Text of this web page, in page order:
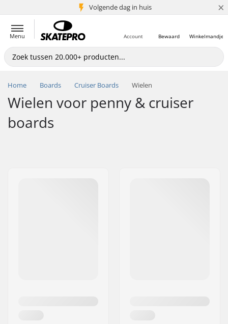
Volgende dag in huis
5+ mln. klanten ×
Menu Winkelmandje
Bewaard
Account
Home Boards Cruiser Boards Wielen
Wielen voor penny & cruiser
boards